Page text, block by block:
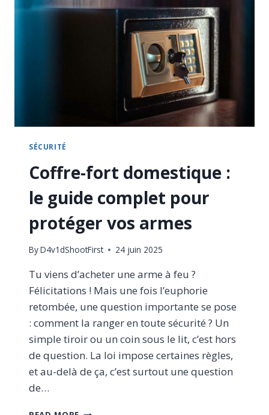
COMPLET
MATÉRIEL
INDISPENSABLE
SÉCURITÉ
Coffre-fort domestique :
le guide complet pour
protéger vos armes
ByD4v1dShootFirst 24 juin 2025
Tu viens d’acheter une arme à feu ?
Félicitations ! Mais une fois l’euphorie
retombée, une question importante se pose
: comment la ranger en toute sécurité ? Un
simple tiroir ou un coin sous le lit, c’est hors
de question. La loi impose certaines règles,
et au-delà de ça, c’est surtout une question
de…
COFFRE-